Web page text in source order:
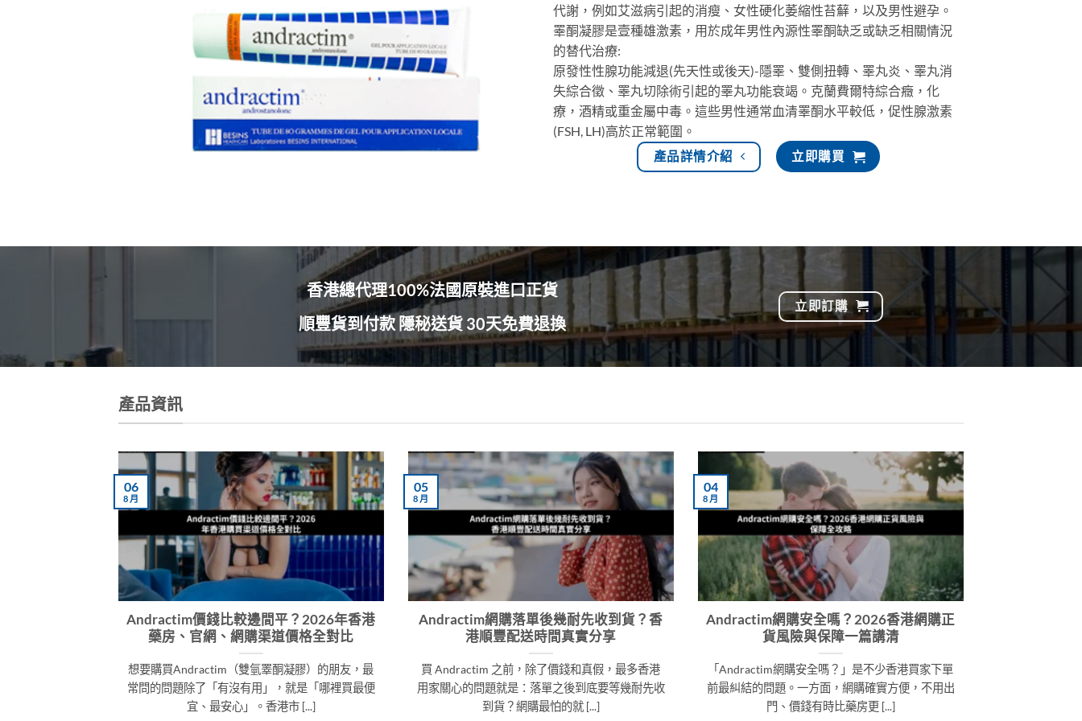
代謝，例如艾滋病引起的消瘦、女性硬化萎縮性苔蘚，以及男性避孕。
睪酮凝膠是壹種雄激素，用於成年男性內源性睪酮缺乏或缺乏相關情況
的替代治療:
原發性性腺功能減退(先天性或後天)-隱睪、雙側扭轉、睪丸炎、睪丸消
失綜合徵、睪丸切除術引起的睪丸功能衰竭。克蘭費爾特綜合癥，化
療，酒精或重金屬中毒。這些男性通常血清睪酮水平較低，促性腺激素
(FSH, LH)高於正常範圍。
產品詳情介紹 立即購買
香港總代理100%法國原裝進口正貨
順豐貨到付款 隱秘送貨 30天免費退換
立即訂購
產品資訊
Andractim價錢比較邊間平？2026年香港
藥房、官網、網購渠道價格全對比
想要購買Andractim（雙氫睪酮凝膠）的朋友，最
常問的問題除了「有沒有用」，就是「哪裡買最便
宜、最安心」。香港市 [...]
06
8 月
Andractim網購落單後幾耐先收到貨？香
港順豐配送時間真實分享
買 Andractim 之前，除了價錢和真假，最多香港
用家關心的問題就是：落單之後到底要等幾耐先收
到貨？網購最怕的就 [...]
05
8 月
Andractim網購安全嗎？2026香港網購正
貨風險與保障一篇講清
「Andractim網購安全嗎？」是不少香港買家下單
前最糾結的問題。一方面，網購確實方便，不用出
門、價錢有時比藥房更 [...]
04
8 月